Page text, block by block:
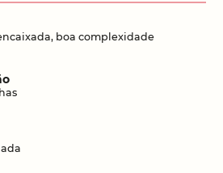
boa complexidade